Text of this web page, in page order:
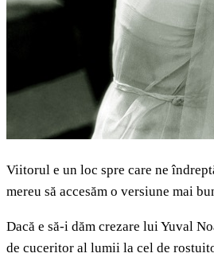
Viitorul e un loc spre care ne
mereu să accesăm o versiune mai
Dacă e să-i dăm crezare lui Yuval
de cuceritor al lumii la cel de